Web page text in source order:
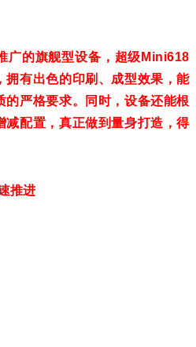
广的旗舰型设备，超级Mini618
拥有出色的印刷、成型效果，能
的严格要求。同时，设备还能根
减配置，真正做到量身打造，得
推进